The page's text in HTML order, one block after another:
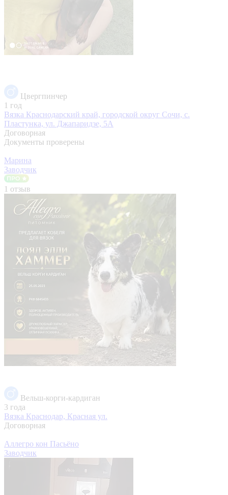
Цвергпинчер
1 год
Вязка Краснодарский край, городской округ Сочи, с.
Пластунка, ул. Джапаридзе, 5А
Договорная
Документы проверены
Марина
Заводчик
1 отзыв
Вельш-корги-кардиган
3 года
Вязка Краснодар, Красная ул.
Договорная
Аллегро кон Пасьёно
Заводчик